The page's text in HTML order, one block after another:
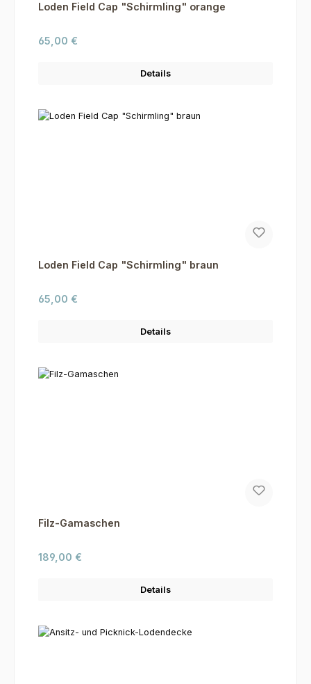
Loden Field Cap "Schirmling" orange
Regulärer Preis:
65,00 €
Details
Loden Field Cap "Schirmling" braun
Regulärer Preis:
65,00 €
Details
Filz-Gamaschen
Regulärer Preis:
189,00 €
Details